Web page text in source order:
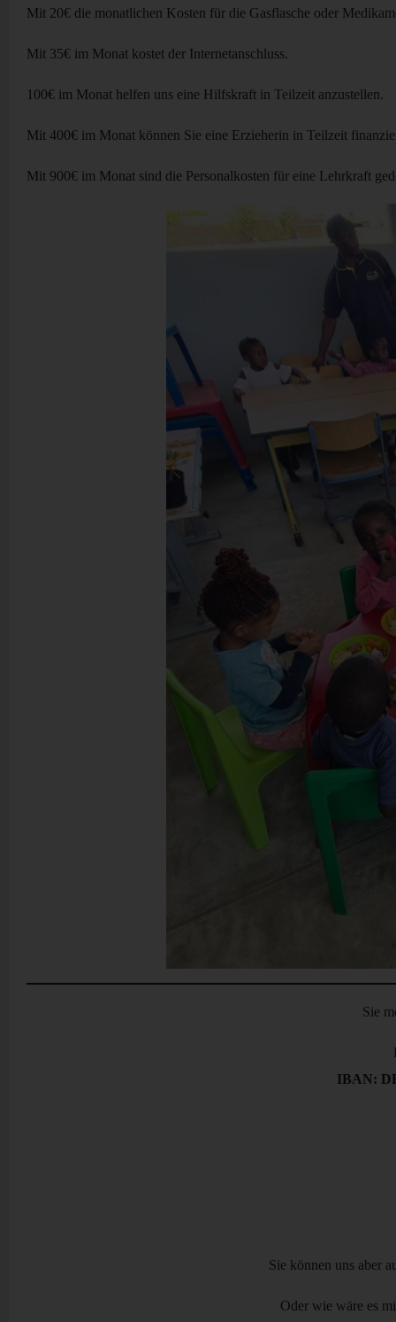
Mit 20€ die monatlichen Kosten für die Gasflasche oder
Mit 35€ im Monat kostet der Internetanschluss.
100€ im Monat helfen uns eine Hilfskraft in Teilzeit anzustellen.
Mit 400€ im Monat können Sie eine Erzieherin in Teilzeit
Mit 900€ im Monat sind die Personalkosten für eine Lehrkraft
Sie
IBAN:
Sie können uns aber
Oder wie wäre es